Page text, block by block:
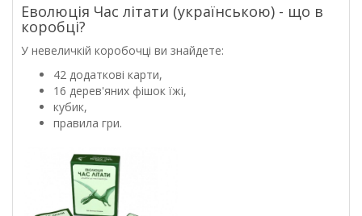
Еволюція Час літати (українською) - що в
коробці?
У невеличкій коробочці ви знайдете:
42 додаткові карти,
16 дерев'яних фішок їжі,
кубик,
правила гри.